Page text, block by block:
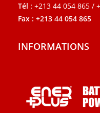
Tél : +213 44 054 865 /
Fax : +213 44 054 865
INFORMATIONS